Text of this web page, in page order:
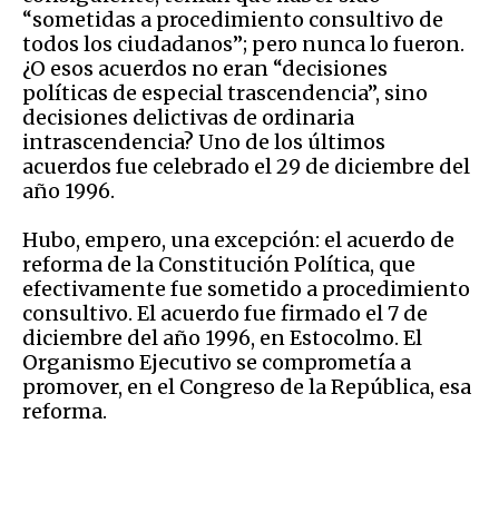
“sometidas a procedimiento consultivo de
todos los ciudadanos”; pero nunca lo fueron.
¿O esos acuerdos no eran “decisiones
políticas de especial trascendencia”, sino
decisiones delictivas de ordinaria
intrascendencia? Uno de los últimos
acuerdos fue celebrado el 29 de diciembre del
año 1996.
Hubo, empero, una excepción: el acuerdo de
reforma de la Constitución Política, que
efectivamente fue sometido a procedimiento
consultivo. El acuerdo fue firmado el 7 de
diciembre del año 1996, en Estocolmo. El
Organismo Ejecutivo se comprometía a
promover, en el Congreso de la República, esa
reforma.